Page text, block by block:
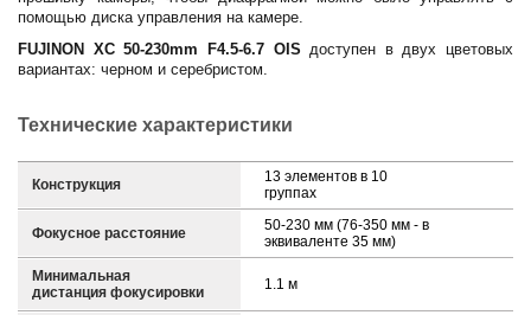
помощью диска управления на камере.
FUJINON XC 50-230mm F4.5-6.7 OISдоступен в двух цветовых
вариантах: черном и серебристом.
Технические характеристики
Конструкция
13 элементов в 10
группах
Фокусное расстояние
50-230 мм (76-350 мм - в
эквиваленте 35 мм)
Минимальная
дистанция фокусировки
1.1 м